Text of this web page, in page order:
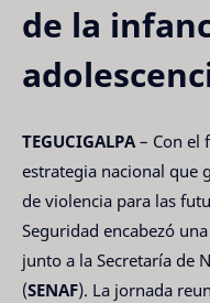
de la
TEGUCIGALPA– Con el
estrategia nacional que
de violencia para las
Seguridad encabezó
junto a la Secretaría de
(SENAF). La jornada